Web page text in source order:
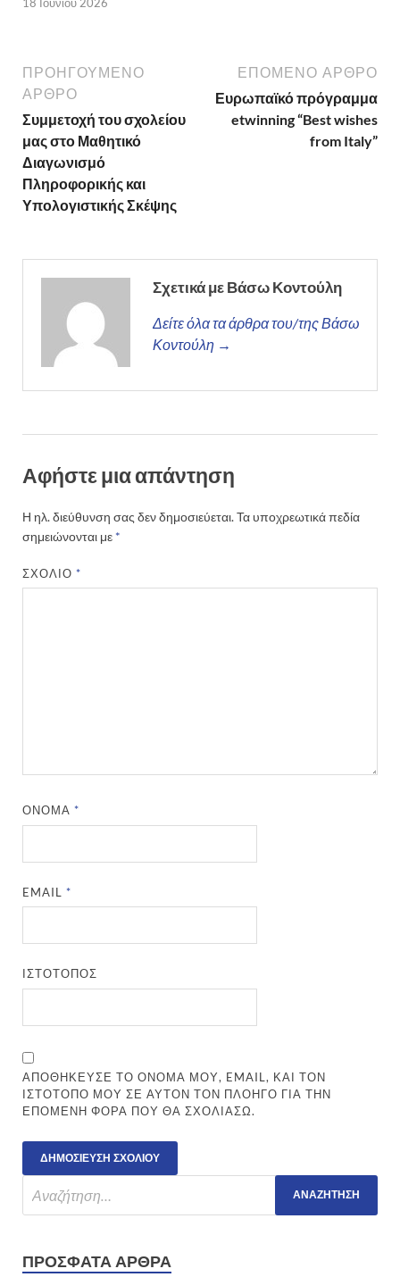
ΠΡΟΗΓΟΎΜΕΝΟ
ΆΡΘΡΟ
Συμμετοχή του σχολείου
μας στο Μαθητικό
Διαγωνισμό
Πληροφορικής και
Υπολογιστικής Σκέψης
ΕΠΌΜΕΝΟ ΆΡΘΡΟ
Ευρωπαϊκό πρόγραμμα
etwinning “Best wishes
from Italy”
Σχετικά με Βάσω Κοντούλη
Δείτε όλα τα άρθρα του/της Βάσω
Κοντούλη →
Αφήστε μια απάντηση
Η ηλ. διεύθυνση σας δεν δημοσιεύεται.Τα υποχρεωτικά πεδία
σημειώνονται με *
ΣΧΌΛΙΟ*
ΌΝΟΜΑ*
EMAIL*
ΙΣΤΌΤΟΠΟΣ
ΑΠΟΘΉΚΕΥΣΕ ΤΟ ΌΝΟΜΆ ΜΟΥ, EMAIL, ΚΑΙ ΤΟΝ
ΙΣΤΌΤΟΠΟ ΜΟΥ ΣΕ ΑΥΤΌΝ ΤΟΝ ΠΛΟΗΓΌ ΓΙΑ ΤΗΝ
ΕΠΌΜΕΝΗ ΦΟΡΆ ΠΟΥ ΘΑ ΣΧΟΛΙΆΣΩ.
ΠΡΌΣΦΑΤΑ ΆΡΘΡΑ